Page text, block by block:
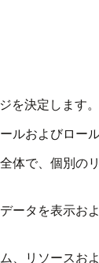
を決定しま
およびロー
で、個別の
ータを表示
、リソースお